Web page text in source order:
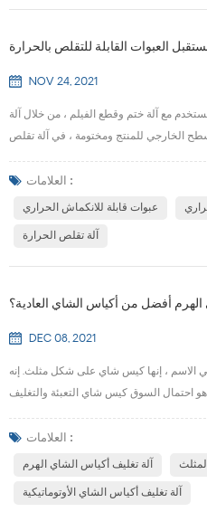
العبوات القابلة للتقلص بالحرارة
NOV 24, 2021
مع آلة ختم وقطع الفيلم ، من خلال آلة
الخارجي للمنتج ومختومة ، في آلة تقلص
لشركات المشروبات المختلفة متطلبات
العلامات :
عبوات قابلة للانكماش الحراري
آلة تقلص الحرارة
أفضل من أكياس الشاي العادية؟
DEC 08, 2021
الاسم ، إنها كيس شاي على شكل مثلث. إنه
احتمال السوق كيس شاي التعبئة والتغليف
triangle bag tea, and its market is
traditional tea culture,at the same
العلامات :
آلة تغليف أكياس الشاي الهرم
آلة تغليف أكياس الشاي الأوتوماتيكية